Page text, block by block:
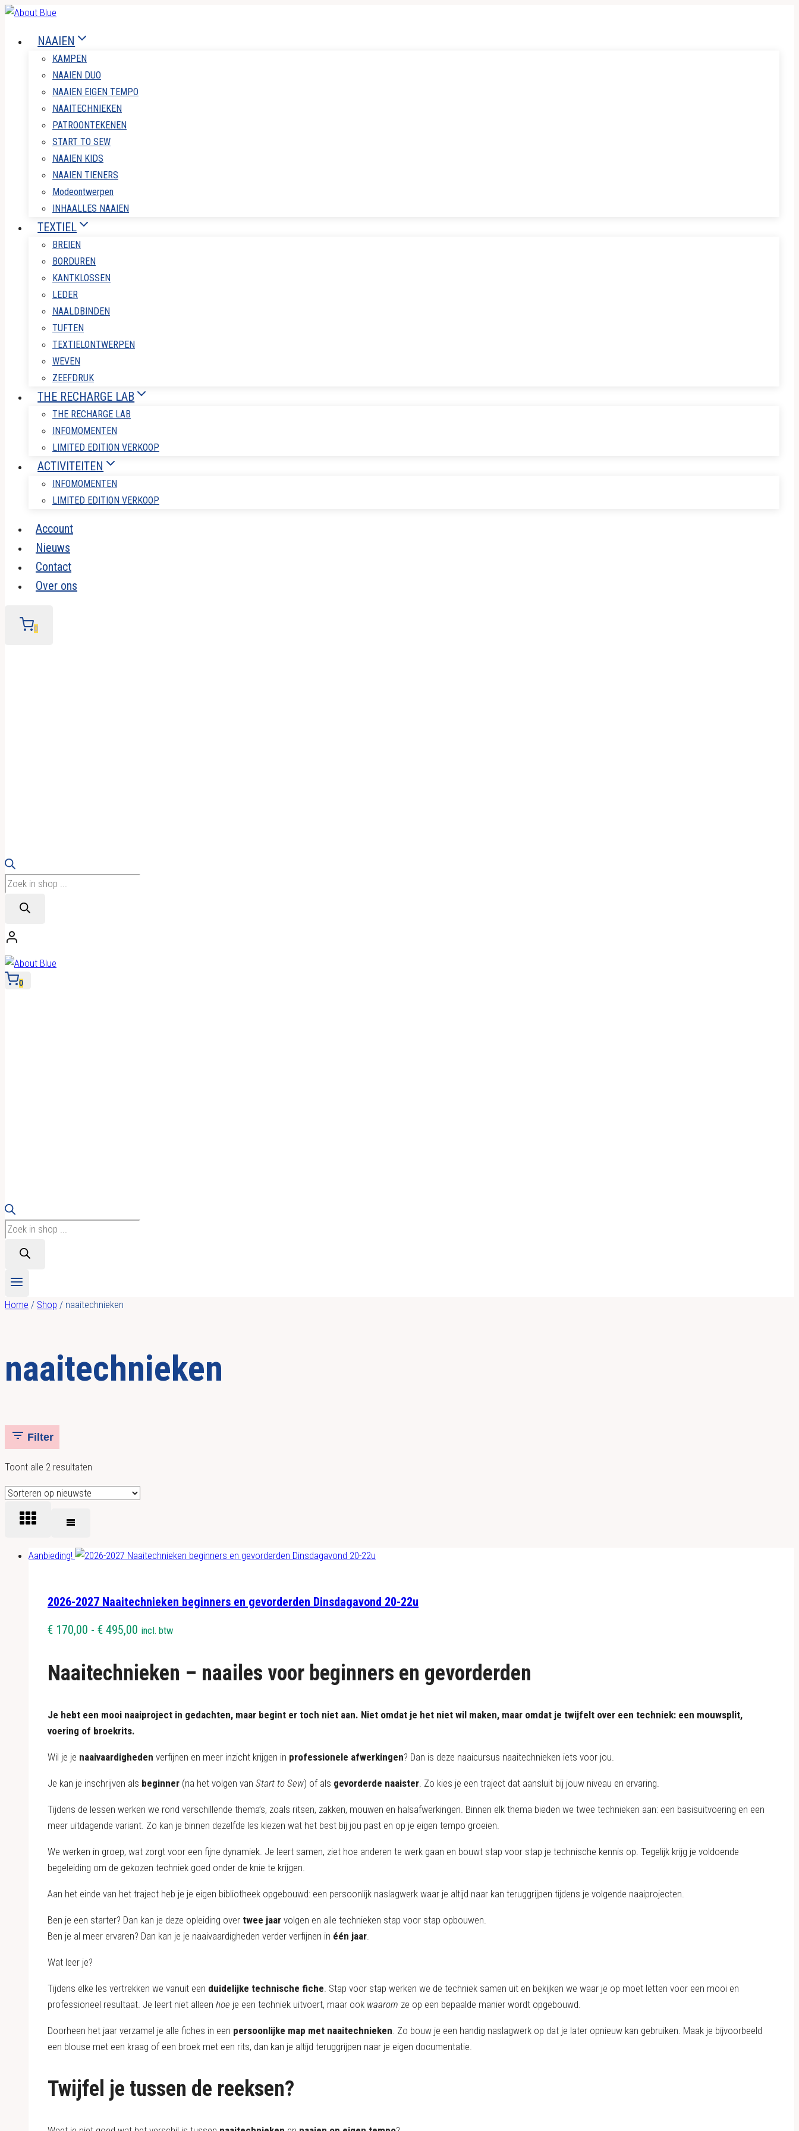
Doorgaan
inhoud
NAAIEN
KAMPEN
NAAIEN DUO
NAAIEN EIGEN TEMPO
NAAITECHNIEKEN
PATROONTEKENEN
START TO SEW
NAAIEN KIDS
NAAIEN TIENERS
Modeontwerpen
INHAALLES NAAIEN
TEXTIEL
BREIEN
BORDUREN
KANTKLOSSEN
LEDER
NAALDBINDEN
TUFTEN
TEXTIELONTWERPEN
WEVEN
ZEEFDRUK
THE RECHARGE LAB
THE RECHARGE LAB
INFOMOMENTEN
LIMITED EDITION VERKOOP
ACTIVITEITEN
INFOMOMENTEN
LIMITED EDITION VERKOOP
Account
Nieuws
Contact
Over ons
0
Producten
zoeken
0
Producten
zoeken
Home / Shop / naaitechnieken
naaitechnieken
Filter
Toont alle 2 resultaten
nieuwste
Aanbieding!
2026-2027 Naaitechnieken beginners en gevorderden Dinsdagavond 20-22u
€ 170,00 - € 495,00 Prijsklasse:
tot
incl. btw
Naaitechnieken – naailes voor beginners en gevorderden
Je hebt een mooi naaiproject in gedachten, maar begint er toch niet aan. Niet omdat je het niet wil maken, maar omdat je twijfelt over een techniek: een mouwsplit,
voering of broekrits.
Wil je je naaivaardigheden verfijnen en meer inzicht krijgen in professionele afwerkingen? Dan is deze naaicursus naaitechnieken iets voor jou.
Je kan je inschrijven als beginner (na het volgen van Start to Sew) of als gevorderde naaister. Zo kies je een traject dat aansluit bij jouw niveau en ervaring.
Tijdens de lessen werken we rond verschillende thema’s, zoals ritsen, zakken, mouwen en halsafwerkingen. Binnen elk thema bieden we twee technieken aan: een basisuitvoering en een
meer uitdagende variant. Zo kan je binnen dezelfde les kiezen wat het best bij jou past en op je eigen tempo groeien.
We werken in groep, wat zorgt voor een fijne dynamiek. Je leert samen, ziet hoe anderen te werk gaan en bouwt stap voor stap je technische kennis op. Tegelijk krijg je voldoende
begeleiding om de gekozen techniek goed onder de knie te krijgen.
Aan het einde van het traject heb je je eigen bibliotheek opgebouwd: een persoonlijk naslagwerk waar je altijd naar kan teruggrijpen tijdens je volgende naaiprojecten.
Ben je een starter? Dan kan je deze opleiding over twee jaar volgen en alle technieken stap voor stap opbouwen.
Ben je al meer ervaren? Dan kan je je naaivaardigheden verder verfijnen in één jaar.
Wat leer je?
Tijdens elke les vertrekken we vanuit een duidelijke technische fiche. Stap voor stap werken we de techniek samen uit en bekijken we waar je op moet letten voor een mooi en
professioneel resultaat. Je leert niet alleen hoe je een techniek uitvoert, maar ook waarom ze op een bepaalde manier wordt opgebouwd.
Doorheen het jaar verzamel je alle fiches in een persoonlijke map met naaitechnieken. Zo bouw je een handig naslagwerk op dat je later opnieuw kan gebruiken. Maak je bijvoorbeeld
een blouse met een kraag of een broek met een rits, dan kan je altijd teruggrijpen naar je eigen documentatie.
Twijfel je tussen de reeksen?